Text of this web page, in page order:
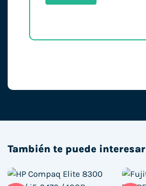
También te puede interesar